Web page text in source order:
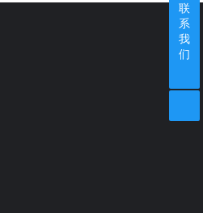
联
系
我
们